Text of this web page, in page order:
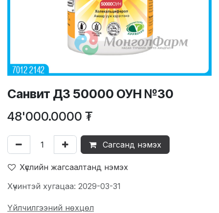
Санвит Д3 50000 ОУН №30
48'000.0000 ₮
Сагсанд нэмэх
Хүслийн жагсаалтанд нэмэх
Хүчинтэй хугацаа: 2029-03-31
Үйлчилгээний нөхцөл